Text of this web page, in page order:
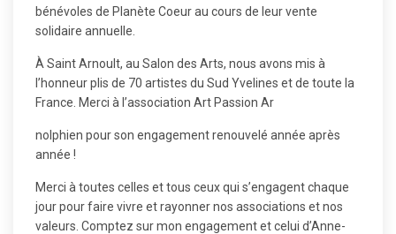
bénévoles de Planète Coeur au cours de leur vente
solidaire annuelle.
À Saint Arnoult, au Salon des Arts, nous avons mis à
l’honneur plis de 70 artistes du Sud Yvelines et de toute la
France. Merci à l’association Art Passion Ar
nolphien pour son engagement renouvelé année après
année !
Merci à toutes celles et tous ceux qui s’engagent chaque
jour pour faire vivre et rayonner nos associations et nos
valeurs. Comptez sur mon engagement et celui d’Anne-